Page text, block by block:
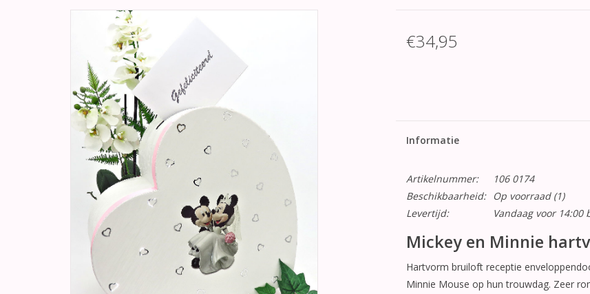
€34,95
Informatie
Artikelnummer:
106 0174
Beschikbaarheid:
Op voorraad(1)
Levertijd:
Vandaag voor 14:00
Mickey en Minnie
Hartvorm bruiloft receptie
Minnie Mouse op hun trouwdag. Zeer